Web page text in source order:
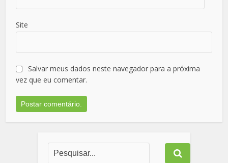
Site
Salvar meus dados neste navegador para a próxima
vez que eu comentar.